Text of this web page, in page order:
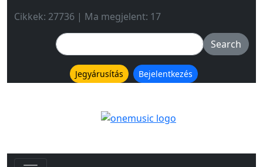
Cikkek: 27736 | Ma megjelent: 17
Jegyárusítás Bejelentkezés